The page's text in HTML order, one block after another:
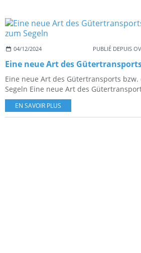
04/12/2024 PUBLIÉ DEPUIS
Eine neue Art des Gütertransports bzw.
Segeln Eine neue Art des
EN SAVOIR PLUS